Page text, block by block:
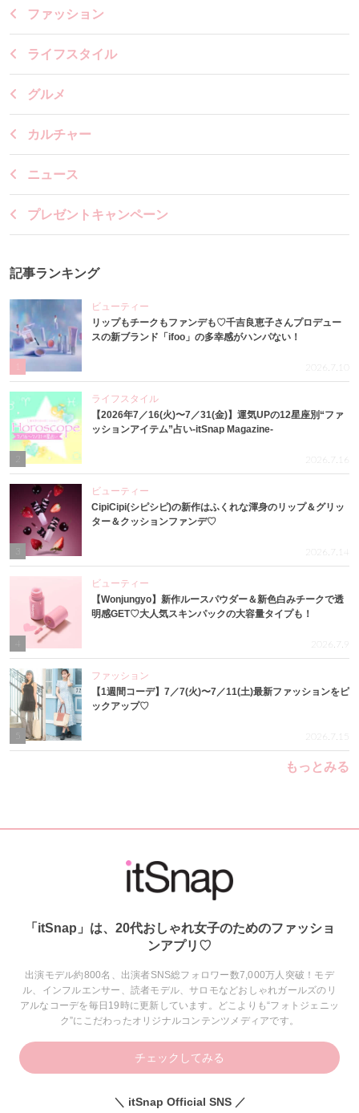
ファッション
ライフスタイル
グルメ
カルチャー
ニュース
プレゼントキャンペーン
記事ランキング
ビューティー
リップもチークもファンデも♡千吉良恵子さんプロデュー
スの新ブランド「ifoo」の多幸感がハンパない！
2026.7.10
ライフスタイル
【2026年7／16(火)〜7／31(金)】運気UPの12星座別“ファ
ッションアイテム”占い-itSnap Magazine-
2026.7.16
3
ビューティー
CipiCipi(シピシピ)の新作はふくれな渾身のリップ＆グリッ
ター＆クッションファンデ♡
2026.7.14
4
ビューティー
【Wonjungyo】新作ルースパウダー＆新色白みチークで透
明感GET♡大人気スキンパックの大容量タイプも！
2026.7.9
ファッション
【1週間コーデ】7／7(火)〜7／11(土)最新ファッションをピ
ックアップ♡
2026.7.15
もっとみる
「itSnap」は、20代おしゃれ女子のためのファッショ
ンアプリ♡
出演モデル約800名、出演者SNS総フォロワー数7,000万人突破！モデ
ル、インフルエンサー、読者モデル、サロモなどおしゃれガールズのリ
アルなコーデを毎日19時に更新しています。どこよりも“フォトジェニッ
ク”にこだわったオリジナルコンテンツメディアです。
チェックしてみる
＼ itSnap Official SNS ／